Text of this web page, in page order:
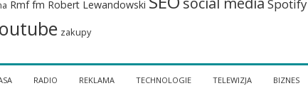
Rmf fm Robert Lewandowski Spotify
zakupy
RADIO REKLAMA TECHNOLOGIE TELEWIZJA BIZNES